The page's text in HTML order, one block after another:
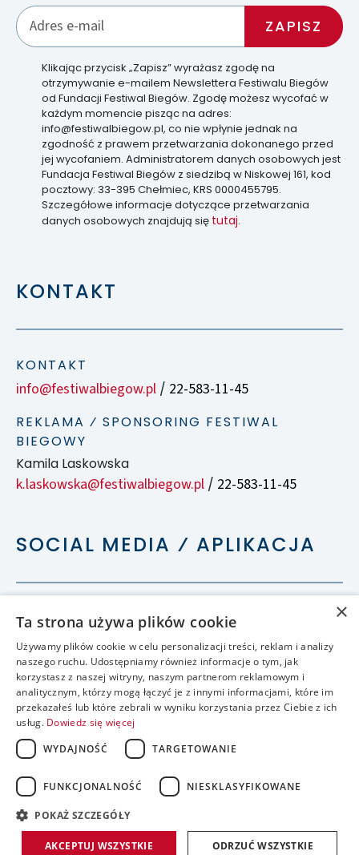
Klikając przycisk „Zapisz” wyrażasz zgodę na
otrzymywanie e-mailem Newslettera Festiwalu Biegów
od Fundacji Festiwal Biegów. Zgodę możesz wycofać w
każdym momencie pisząc na adres:
info@festiwalbiegow.pl, co nie wpłynie jednak na
zgodność z prawem przetwarzania dokonanego przed
jej wycofaniem. Administratorem danych osobowych jest
Fundacja Festiwal Biegów z siedzibą w Niskowej 161, kod
pocztowy: 33-395 Chełmiec, KRS 0000455795.
Szczegółowe informacje dotyczące przetwarzania
danych osobowych znajdują się tutaj.
KONTAKT
KONTAKT
info@festiwalbiegow.pl / 22-583-11-45
REKLAMA ⁄ SPONSORING FESTIWAL
BIEGOWY
Kamila Laskowska
k.laskowska@festiwalbiegow.pl / 22-583-11-45
SOCIAL MEDIA ⁄ APLIKACJA
realizacja:
×
Ta strona używa plików cookie
Używamy plików cookie w celu personalizacji treści, reklam i analizy
naszego ruchu. Udostępniamy również informacje o tym, jak
korzystasz z naszej witryny, naszym partnerom reklamowym i
analitycznym, którzy mogą łączyć je z innymi informacjami, które im
przekazałeś lub które zebrali w wyniku korzystania przez Ciebie z ich
usług. Dowiedz się więcej
WYDAJNOŚĆ
TARGETOWANIE
FUNKCJONALNOŚĆ NIESKLASYFIKOWANE
POKAŻ SZCZEGÓŁY
AKCEPTUJ WSZYSTKIE ODRZUĆ WSZYSTKIE
accessible